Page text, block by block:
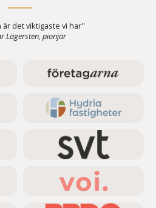
det viktigaste vi har''
Lägersten, pionjär